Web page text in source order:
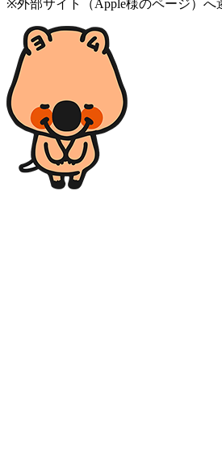
※外部サイト（Apple様のページ）へ